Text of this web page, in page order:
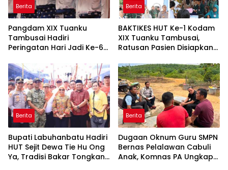
Berita
Pangdam XIX Tuanku
Tambusai Hadiri
Peringatan Hari Jadi Ke-69
Berita
BAKTIKES HUT Ke-1 Kodam
XIX Tuanku Tambusai,
Ratusan Pasien Disiapkan
Berita
Bupati Labuhanbatu Hadiri
HUT Sejit Dewa Tie Hu Ong
Ya, Tradisi Bakar Tongkang
Berita
Dugaan Oknum Guru SMPN
Bernas Pelalawan Cabuli
Anak, Komnas PA Ungkap